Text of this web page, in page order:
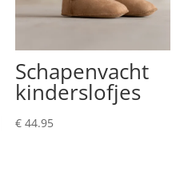
Schapenvacht
kinderslofjes
€ 44.95